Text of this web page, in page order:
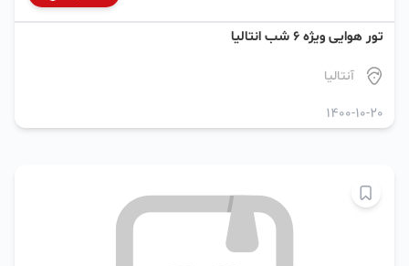
تور هوایی ویژه 6 شب انتالیا
آنتالیا
1400-10-20